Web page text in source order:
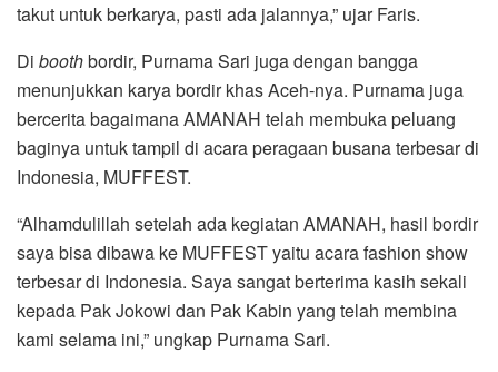
takut untuk berkarya, pasti ada jalannya,” ujar Faris.
Di boothbordir, Purnama Sari juga dengan bangga
menunjukkan karya bordir khas Aceh-nya. Purnama juga
bercerita bagaimana AMANAH telah membuka peluang
baginya untuk tampil di acara peragaan busana terbesar di
Indonesia, MUFFEST.
“Alhamdulillah setelah ada kegiatan AMANAH, hasil bordir
saya bisa dibawa ke MUFFEST yaitu acara fashion show
terbesar di Indonesia. Saya sangat berterima kasih sekali
kepada Pak Jokowi dan Pak Kabin yang telah membina
kami selama ini,” ungkap Purnama Sari.